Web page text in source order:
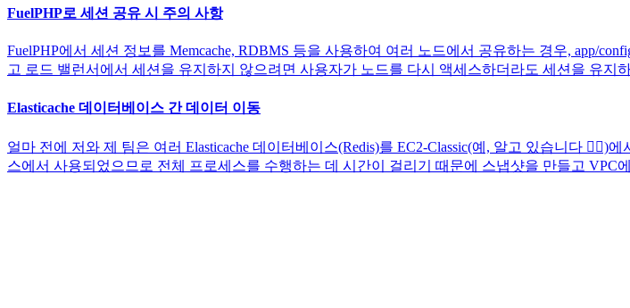
FuelPHP로 세션 공유 시 주의 사항
FuelPHP에서 세션 정보를 Memcache, RDBMS 등을 사용하여 여러 노드에서 공유하는 경우, app/
고 로드 밸런서에서 세션을 유지하지 않으려면 사용자가 노드를 다시 액세스하더라도 세션을 유지
Elasticache 데이터베이스 간 데이터 이동
얼마 전에 저와 제 팀은 여러 Elasticache 데이터베이스(Redis)를 EC2-Classic(예, 알고 있습니다
스에서 사용되었으므로 전체 프로세스를 수행하는 데 시간이 걸리기 때문에 스냅샷을 만들고